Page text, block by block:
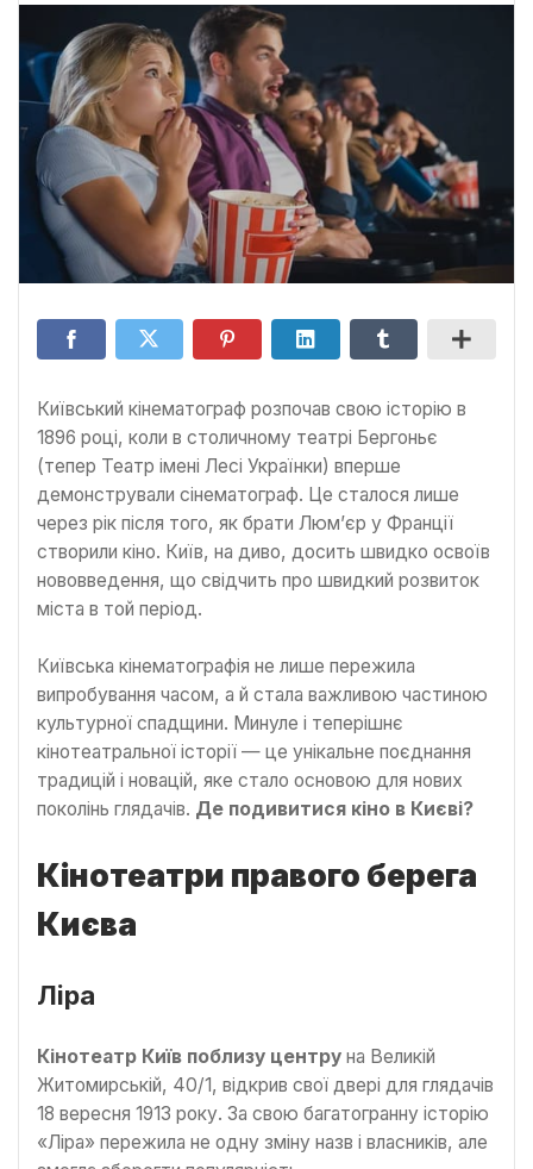
Київський кінематограф розпочав свою історію в
1896 році, коли в столичному театрі Бергоньє
(тепер Театр імені Лесі Українки) вперше
демонстрували сінематограф. Це сталося лише
через рік після того, як брати Люм’єр у Франції
створили кіно. Київ, на диво, досить швидко освоїв
нововведення, що свідчить про швидкий розвиток
міста в той період.
Київська кінематографія не лише пережила
випробування часом, а й стала важливою частиною
культурної спадщини. Минуле і теперішнє
кінотеатральної історії — це унікальне поєднання
традицій і новацій, яке стало основою для нових
поколінь глядачів. Де подивитися кіно в Києві?
Кінотеатри правого берега
Києва
Ліра
Кінотеатр Київ поблизу центру на Великій
Житомирській, 40/1, відкрив свої двері для глядачів
18 вересня 1913 року. За свою багатогранну історію
«Ліра» пережила не одну зміну назв і власників, але